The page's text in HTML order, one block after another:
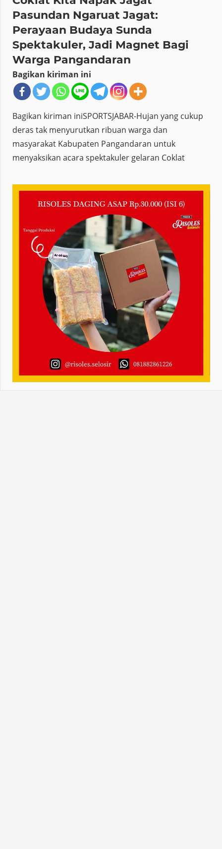
Pasundan Ngaruat Jagat:
Perayaan Budaya Sunda
Spektakuler, Jadi Magnet Bagi
Warga Pangandaran
Bagikan kiriman ini
Bagikan kiriman iniSPORTSJABAR-Hujan yang cukup
deras tak menyurutkan ribuan warga dan
masyarakat Kabupaten Pangandaran untuk
menyaksikan acara spektakuler gelaran Coklat